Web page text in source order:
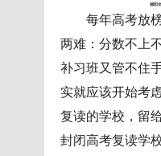
德阳
每年高考放
两难：分数不上
补习班又管不住
实就应该开始考
复读的学校，留
封闭高考复读学